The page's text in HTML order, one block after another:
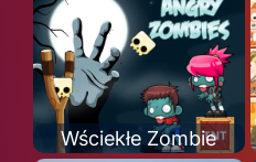
Wściekłe Zombie